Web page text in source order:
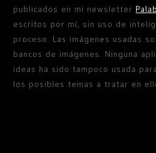
publicados en mi newsletter
escritos por mí, sin uso de
proceso. Las imágenes usadas
bancos de imágenes. Ninguna
ideas ha sido tampoco usada
los posibles temas a tratar en